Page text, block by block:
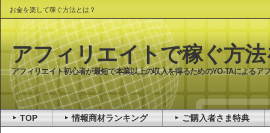
お金を楽して稼ぐ方法とは？
アフィリエイトで稼ぐ方
アフィリエイト初心者が最短で本業以上の収入を得るためのYO-TAによるア
TOP 情報商材ランキング ご購入者さま特典